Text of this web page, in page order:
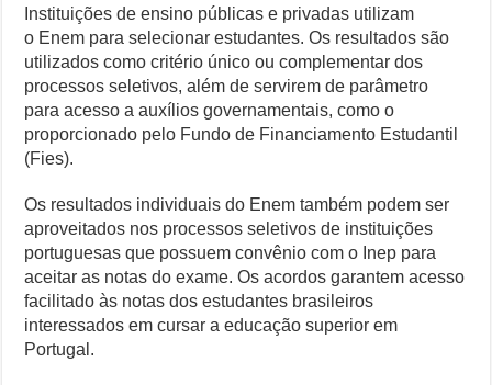
Instituições de ensino públicas e privadas utilizam
o Enem para selecionar estudantes. Os resultados são
utilizados como critério único ou complementar dos
processos seletivos, além de servirem de parâmetro
para acesso a auxílios governamentais, como o
proporcionado pelo Fundo de Financiamento Estudantil
(Fies).
Os resultados individuais do Enem também podem ser
aproveitados nos processos seletivos de instituições
portuguesas que possuem convênio com o Inep para
aceitar as notas do exame. Os acordos garantem acesso
facilitado às notas dos estudantes brasileiros
interessados em cursar a educação superior em
Portugal.